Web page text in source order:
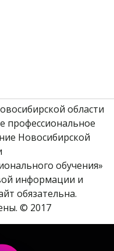
области
профессиональное
Новосибирской
обучения»
информации и
обязательна.
© 2017